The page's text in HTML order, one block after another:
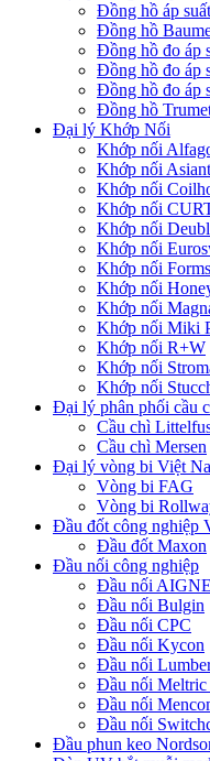
Đồng hồ áp
Đồng hồ
Đồng hồ đo áp
Đồng hồ đo áp
Đồng hồ đo áp
Đồng hồ
Đại lý Khớp Nối
Khớp nối
Khớp nối
Khớp nối
Khớp nối
Khớp nối
Khớp nối
Khớp nối
Khớp nối
Khớp nối
Khớp nối Miki
Khớp nối R+W
Khớp nối
Khớp nối
Đại lý phân phối cầu
Cầu chì
Cầu chì Mersen
Đại lý vòng bi Việt
Vòng bi FAG
Vòng bi
Đầu đốt công nghiệp
Đầu đốt Maxon
Đầu nối công nghiệp
Đầu nối
Đầu nối Bulgin
Đầu nối CPC
Đầu nối Kycon
Đầu nối
Đầu nối Meltric
Đầu nối
Đầu nối
Đầu phun keo